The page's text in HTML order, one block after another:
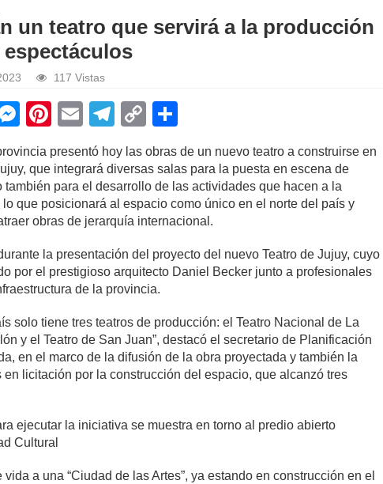
un teatro que servirá a la producción
117 Vistas
M
e
ss
e
n
er
Pi
er
e
st
E
m
ail
T
el
e
gr
a
m
C
o
p
y
Li
k
h
ar
e
presentó hoy las obras de un nuevo teatro a construirse en
que integrará diversas salas para la puesta en escena de
también para el desarrollo de las actividades que hacen a la
que posicionará al espacio como único en el norte del país y
obras de jerarquía internacional.
la presentación del proyecto del nuevo Teatro de Jujuy, cuyo
por el prestigioso arquitecto Daniel Becker junto a profesionales
de la provincia.
solo tiene tres teatros de producción: el Teatro Nacional de La
y el Teatro de San Juan”, destacó el secretario de Planificación
en el marco de la difusión de la obra proyectada y también la
en licitación por la construcción del espacio, que alcanzó tres
ejecutar la iniciativa se muestra en torno al predio abierto
Cultural
a una “Ciudad de las Artes”, ya estando en construcción en el